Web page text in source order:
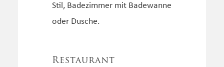
Stil, Badezimmer mit Badewanne
oder Dusche.
Restaurant